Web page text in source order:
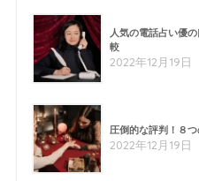
人気の電話占い優
較
2022年12月19日
圧倒的な評判！８
2022年12月19日